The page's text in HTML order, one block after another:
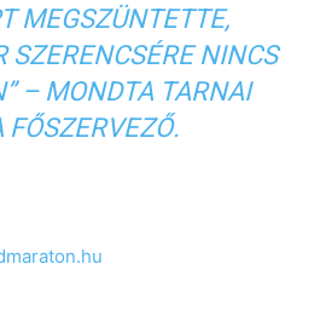
MEGSZÜNTETTE,
SZERENCSÉRE NINCS
– MONDTA TARNAI
FŐSZERVEZŐ.